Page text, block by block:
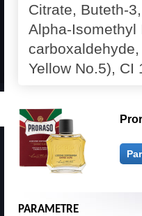
Citrate, Buteth-
Alpha-Isomethyl
Yellow No.5), CI
PARAMETRE